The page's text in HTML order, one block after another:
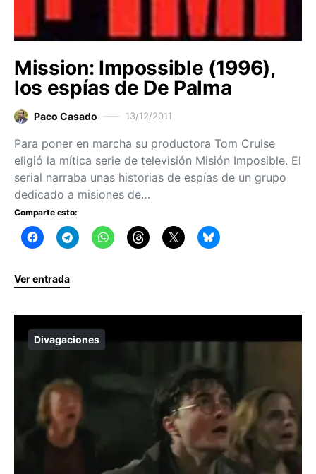
Mission: Impossible (1996),
los espías de De Palma
Paco Casado 13/12/2011
Para poner en marcha su productora Tom Cruise
eligió la mítica serie de televisión Misión Imposible. El
serial narraba unas historias de espías de un grupo
dedicado a misiones de…
Comparte esto:
Ver entrada
Divagaciones